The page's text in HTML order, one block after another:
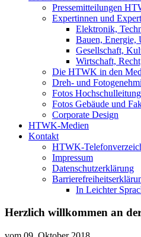
Pressemitteilungen
Expertinnen und
Elektronik,
Bauen, Energie,
Gesellschaft,
Wirtschaft,
Die HTWK in den
Dreh- und
Fotos Hochschulleitung
Fotos Gebäude und
Corporate Design
HTWK-Medien
Kontakt
HTWK-
Impressum
Datenschutzerklärung
In Leichter
Herzlich willkommen an